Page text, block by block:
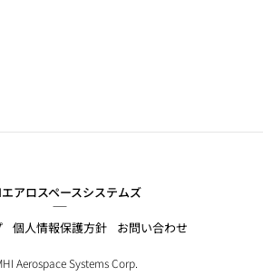
アロスペースシステムズ
個人情報保護方針 お問い合わせ
Aerospace Systems Corp.